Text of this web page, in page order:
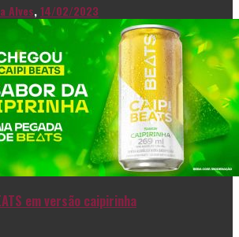
Alves,14/02/2023
em versão caipirinha